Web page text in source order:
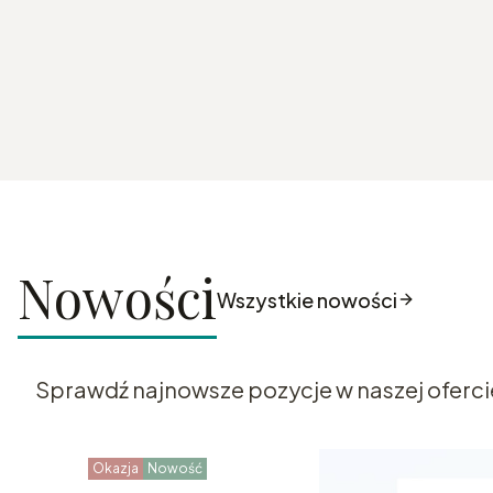
NowościWszystkie nowości
Sprawdź najnowsze pozycje w naszej
Okazja Nowość